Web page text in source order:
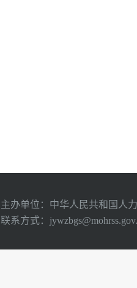
主办单位：中华人民共和国人
联系方式：